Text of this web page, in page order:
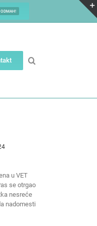
u VET
se otrgao
nesreće
nadomesti